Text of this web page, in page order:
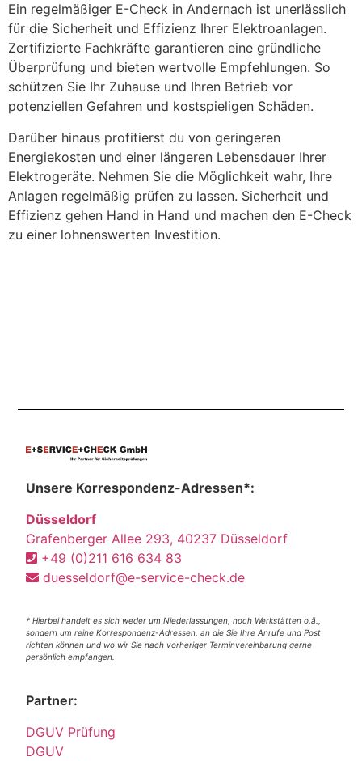
Ein regelmäßiger E-Check in Andernach ist unerlässlich
für die Sicherheit und Effizienz Ihrer Elektroanlagen.
Zertifizierte Fachkräfte garantieren eine gründliche
Überprüfung und bieten wertvolle Empfehlungen. So
schützen Sie Ihr Zuhause und Ihren Betrieb vor
potenziellen Gefahren und kostspieligen Schäden.
Darüber hinaus profitierst du von geringeren
Energiekosten und einer längeren Lebensdauer Ihrer
Elektrogeräte. Nehmen Sie die Möglichkeit wahr, Ihre
Anlagen regelmäßig prüfen zu lassen. Sicherheit und
Effizienz gehen Hand in Hand und machen den E-Check
zu einer lohnenswerten Investition.
Unsere Korrespondenz-Adressen*:
Düsseldorf
Grafenberger Allee 293, 40237 Düsseldorf
+49 (0)211 616 634 83
duesseldorf@e-service-check.de
* Hierbei handelt es sich weder um Niederlassungen, noch Werkstätten o.ä.,
sondern um reine Korrespondenz-Adressen, an die Sie Ihre Anrufe und Post
richten können und wo wir Sie nach vorheriger Terminvereinbarung gerne
persönlich empfangen.
Partner:
DGUV Prüfung
DGUV